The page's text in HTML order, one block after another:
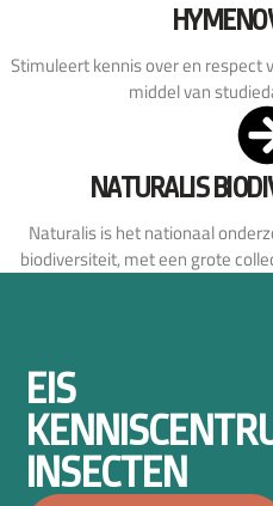
Stimuleert kennis over en respect
middel van
NATURALIS
Naturalis is het nationaal
biodiversiteit, met een grote
EIS
INSECTEN